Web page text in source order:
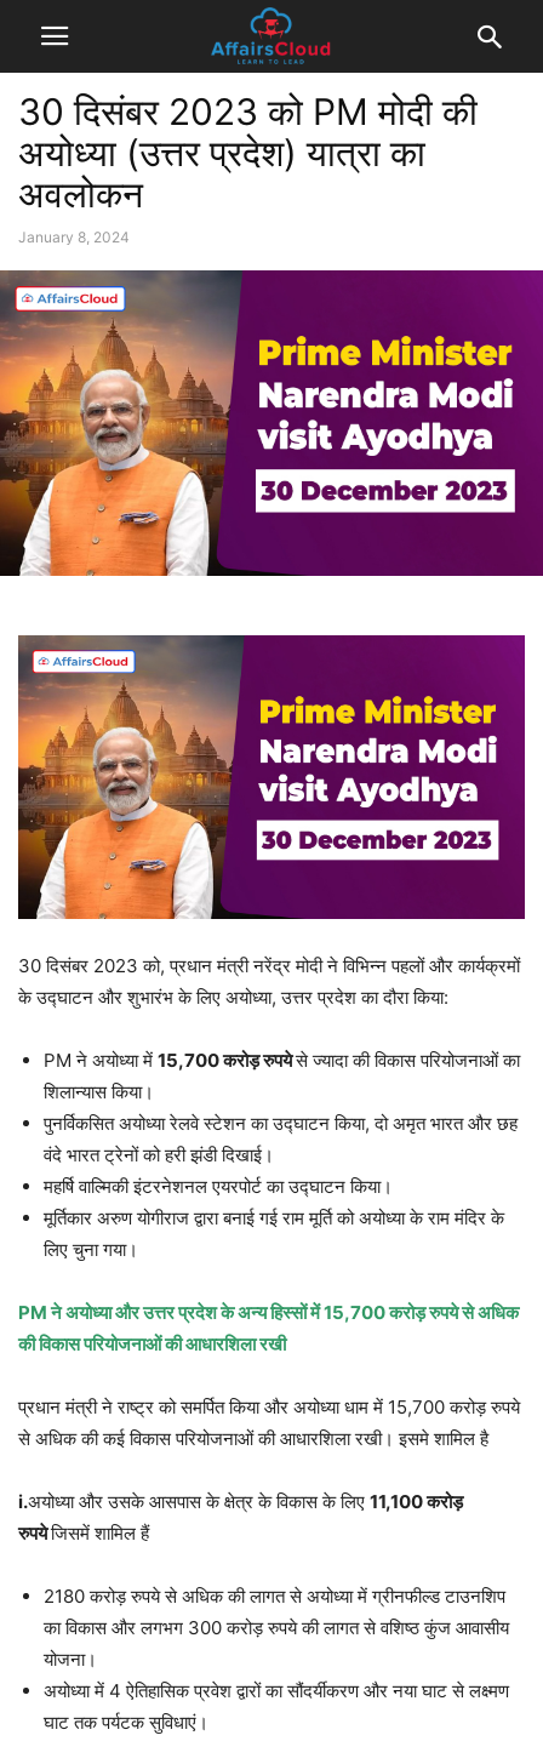
30 दिसंबर 2023 को PM मोदी की
अयोध्या (उत्तर प्रदेश) यात्रा का
अवलोकन
January 8, 2024
30 दिसंबर 2023 को, प्रधान मंत्री नरेंद्र मोदी ने विभिन्न पहलों और कार्यक्रमों
के उद्घाटन और शुभारंभ के लिए अयोध्या, उत्तर प्रदेश का दौरा किया:
PM ने अयोध्या में 15,700करोड़ रुपयेसे ज्यादा की विकास परियोजनाओं का
शिलान्यास किया।
पुनर्विकसित अयोध्या रेलवे स्टेशन का उद्घाटन किया, दो अमृत भारत और छह
वंदे भारत ट्रेनों को हरी झंडी दिखाई।
महर्षि वाल्मिकी इंटरनेशनल एयरपोर्ट का उद्घाटन किया।
मूर्तिकार अरुण योगीराज द्वारा बनाई गई राम मूर्ति को अयोध्या के राम मंदिर के
लिए चुना गया।
PMने अयोध्या और उत्तर प्रदेश के अन्य हिस्सों में15,700करोड़ रुपये से अधिक
की विकास परियोजनाओं की आधारशिला रखी
प्रधान मंत्री ने राष्ट्र को समर्पित किया और अयोध्या धाम में 15,700 करोड़ रुपये
से अधिक की कई विकास परियोजनाओं की आधारशिला रखी। इसमे शामिल है
i.अयोध्या और उसके आसपास के क्षेत्र के विकास के लिए 11,100करोड़
रुपयेजिसमें शामिल हैं
2180 करोड़ रुपये से अधिक की लागत से अयोध्या में ग्रीनफील्ड टाउनशिप
का विकास और लगभग 300 करोड़ रुपये की लागत से वशिष्ठ कुंज आवासीय
योजना।
अयोध्या में 4 ऐतिहासिक प्रवेश द्वारों का सौंदर्यीकरण और नया घाट से लक्ष्मण
घाट तक पर्यटक सुविधाएं।